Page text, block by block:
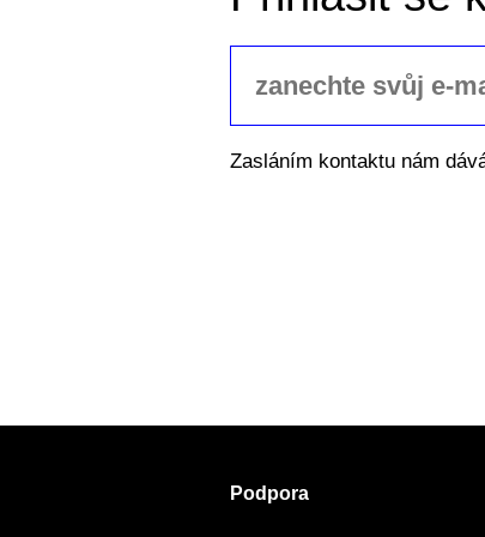
Zasláním kontaktu nám
Podpora